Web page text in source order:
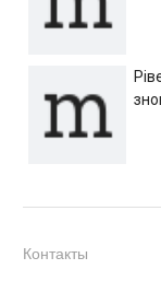
Контакты